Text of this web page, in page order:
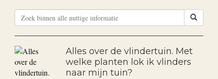
Alles over de vlindertuin. Met
welke planten lok ik vlinders
naar mijn tuin?